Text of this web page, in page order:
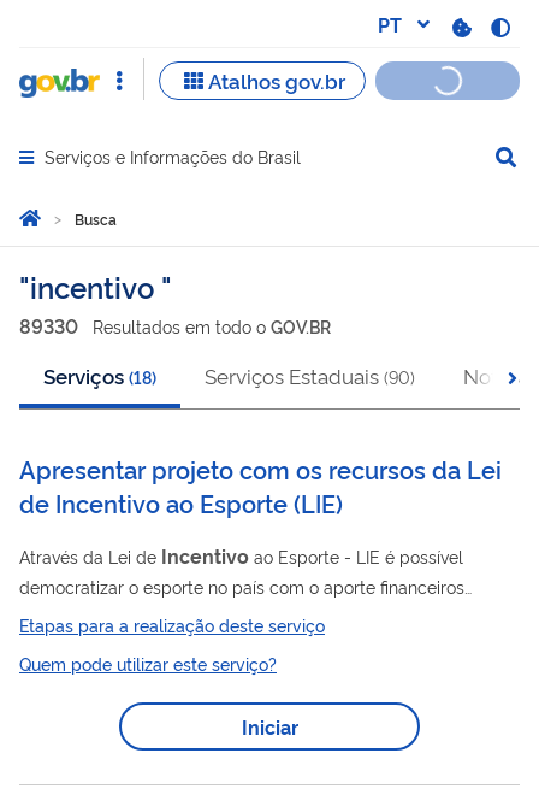
Abrir menu principal de navegação
Serviços e Informações do Brasil
Você está aqui:
Página Inicial
Busca
Busca
incentivo
89330 Resultados em todo o GOV.BR
Serviços (18) Serviços Estaduais (90) Notícias
Apresentar projeto com os recursos da Lei
de Incentivo ao Esporte(LIE)
Através da Lei de Incentivo ao Esporte - LIE é possível
democratizar o esporte no país com o aporte financeiros
oriundos de renúncia fiscal aplicados em projetos das diversas
manifestações desportivas e paradesportivas, distribuídas em
todo o território nacional. Por meio de doações e patrocínios, os
projetos executados via Lei deIncentivoao Esporte - Lie,
atendem crianças, adolescentes, adultos pessoas com
consolidação do...
Etapas para a realização deste serviço
Quem pode utilizar este serviço?
Iniciar